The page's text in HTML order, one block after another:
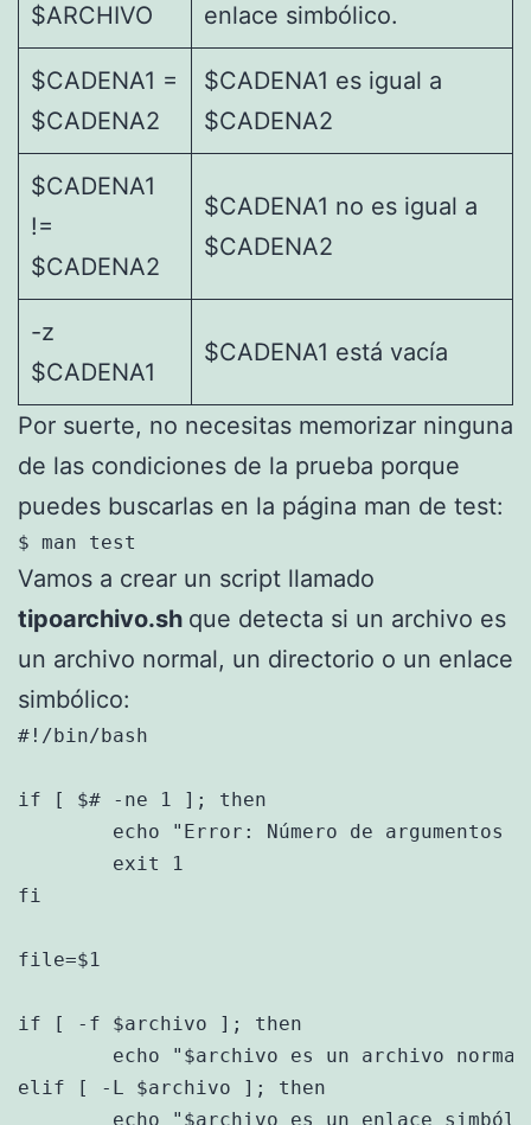
$ARCHIVO
enlace simbólico.
$CADENA1 =
$CADENA2
$CADENA1 es igual a
$CADENA2
$CADENA1
!=
$CADENA2
$CADENA1 no es igual a
$CADENA2
-z
$CADENA1
$CADENA1 está vacía
Por suerte, no necesitas memorizar ninguna
de las condiciones de la prueba porque
puedes buscarlas en la página man de test:
$ man test
Vamos a crear un script llamado
tipoarchivo.sh que detecta si un archivo es
un archivo normal, un directorio o un enlace
simbólico:
#!/bin/bash
if [ $# -ne 1 ]; then
fi
file=$1
if [ -f $archivo ]; then
elif [ -L $archivo ]; then